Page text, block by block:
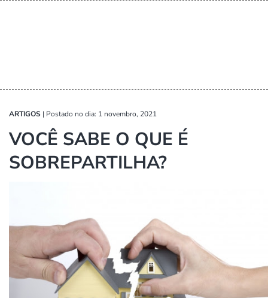
ARTIGOS | Postado no dia: 1 novembro, 2021
VOCÊ SABE O QUE É
SOBREPARTILHA?